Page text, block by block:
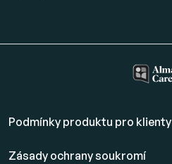
Podmínky produktu pro klienty
Zásady ochrany soukromí